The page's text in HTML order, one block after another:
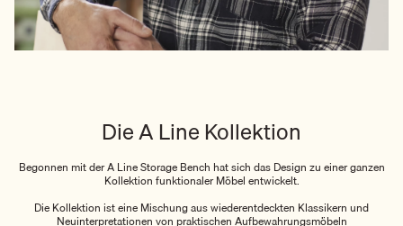
Die A Line Kollektion
Begonnen mit der A Line Storage Bench hat sich das Design zu einer ganzen
Kollektion funktionaler Möbel entwickelt.
Die Kollektion ist eine Mischung aus wiederentdeckten Klassikern und
Neuinterpretationen von praktischen Aufbewahrungsmöbeln